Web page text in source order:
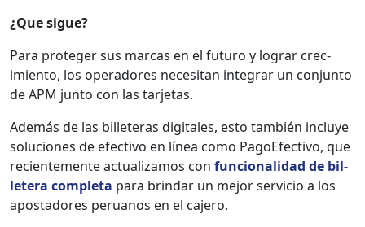
¿Que sigue?
Para pro­te­ger sus mar­cas en el futuro y lograr crec­
imien­to, los oper­adores nece­si­tan inte­grar un con­jun­to
de APM jun­to con las tar­je­tas.
Además de las bil­leteras dig­i­tales, esto tam­bién incluye
solu­ciones de efec­ti­vo en línea como PagoE­fec­ti­vo, que
recien­te­mente actu­al­izamos con fun­cional­i­dad de bil­
letera com­ple­ta para brindar un mejor ser­vi­cio a los
apos­ta­dores peru­anos en el cajero.